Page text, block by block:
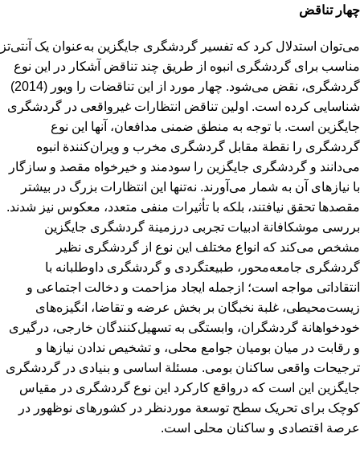
چهار تناقض
می‌توان استدلال کرد که تفسیر گردشگری جایگزین به‌عنوان یک آنتی‌تز
مناسب برای گردشگری انبوه از طریق چند تناقض آشکار در این نوع
گردشگری، نقض می‌شود. چهار مورد از این تناقضات را ویور (2014)
شناسایی کرده است. اولین تناقض انتظارات غیرواقعی در گردشگری
جایگزین است. با توجه به منطق ضمنی مدافعان، آنها این نوع
گردشگری را نقطة مقابل گردشگری مخرب و ویران‌کنندة انبوه
می‌دانند و گردشگری جایگزین را سودمند و خیرخواه مقصد و سازگار
با نیازهای آن به شمار می‌آورند. نه‌تنها این انتظارات بزرگ در بیشتر
مقصدها تحقق نیافتند، بلکه با تأثیرات منفی متعدد، معکوس نیز شدند.
بررسی موشکافانة ادبیات تجربی درزمینة گردشگری جایگزین
مشخص می‌کند که انواع مختلف این نوع از گردشگری نظیر
گردشگری جامعه‌‌محور، طبیعت‏گردی و گردشگری داوطلبانه با
انتقاداتی مواجه است؛ ازجمله ایجاد مزاحمت و دخالت اجتماعی و
زیست‌محیطی، غلبة نخبگان بر بخش عرضه و تقاضا، انگیزه‌های
خودخواهانة گردشگران، وابستگی به تسهیل‌کنندگان خارجی، درگیری
و رقابت در میان بومیان جوامع محلی، و تشخیص ندادن نیازها و
ترجیحات واقعی ساکنان بومی. مسئلة اساسی و بنیادی در گردشگری
جایگزین این است که درواقع کارکرد این نوع گردشگری در مقیاس
کوچک برای تحریک سطح توسعة‌ موردنظر در کشورهای نوظهور در
عرصة اقتصادی و ساکنان محلی است.